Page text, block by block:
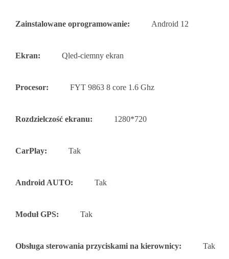
Zainstalowane oprogramowanie: Android 12
Ekran: Qled-ciemny ekran
Procesor: FYT 9863 8 core 1.6 Ghz
Rozdzielczość ekranu: 1280*720
CarPlay: Tak
Android AUTO: Tak
Moduł GPS: Tak
Obsługa sterowania przyciskami na kierownicy: Tak